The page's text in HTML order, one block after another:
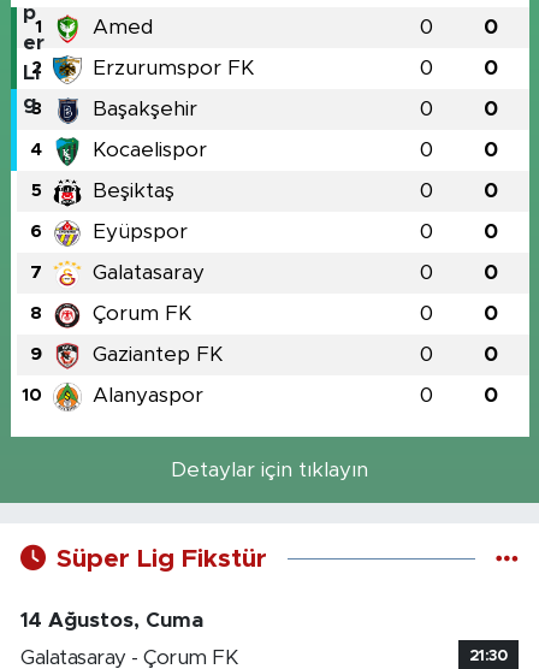
1 Amed 0 0
2 Erzurumspor FK 0 0
3 Başakşehir 0 0
4 Kocaelispor 0 0
5 Beşiktaş 0 0
6 Eyüpspor 0 0
7 Galatasaray 0 0
8 Çorum FK 0 0
9 Gaziantep FK 0 0
10 Alanyaspor 0 0
Detaylar için tıklayın
Süper Lig Fikstür
14 Ağustos, Cuma
Galatasaray - Çorum FK
21:30